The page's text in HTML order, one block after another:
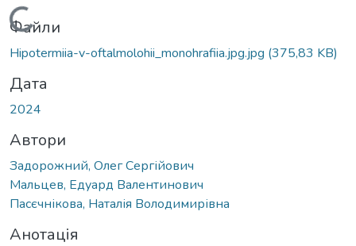
Вантажиться...
Файли
Hipotermiia-v-oftalmolohii_monohrafiia.jpg.jpg (375,83 KB)
Дата
2024
Автори
Задорожний, Олег Сергійович
Мальцев, Едуард Валентинович
Пасєчнікова, Наталія Володимирівна
Анотація